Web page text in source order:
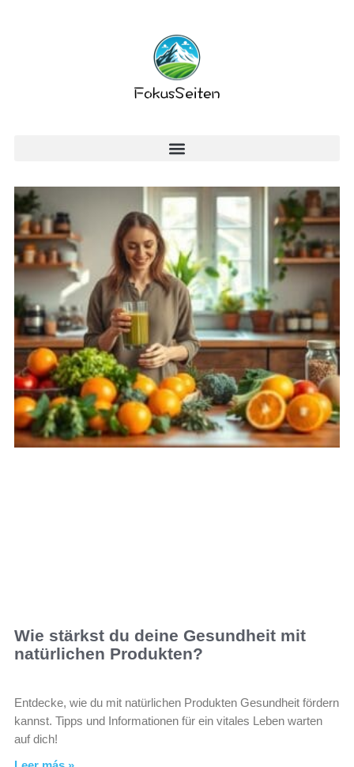
Wie stärkst du deine Gesundheit mit
natürlichen Produkten?
Entdecke, wie du mit natürlichen Produkten Gesundheit fördern
kannst. Tipps und Informationen für ein vitales Leben warten
auf dich!